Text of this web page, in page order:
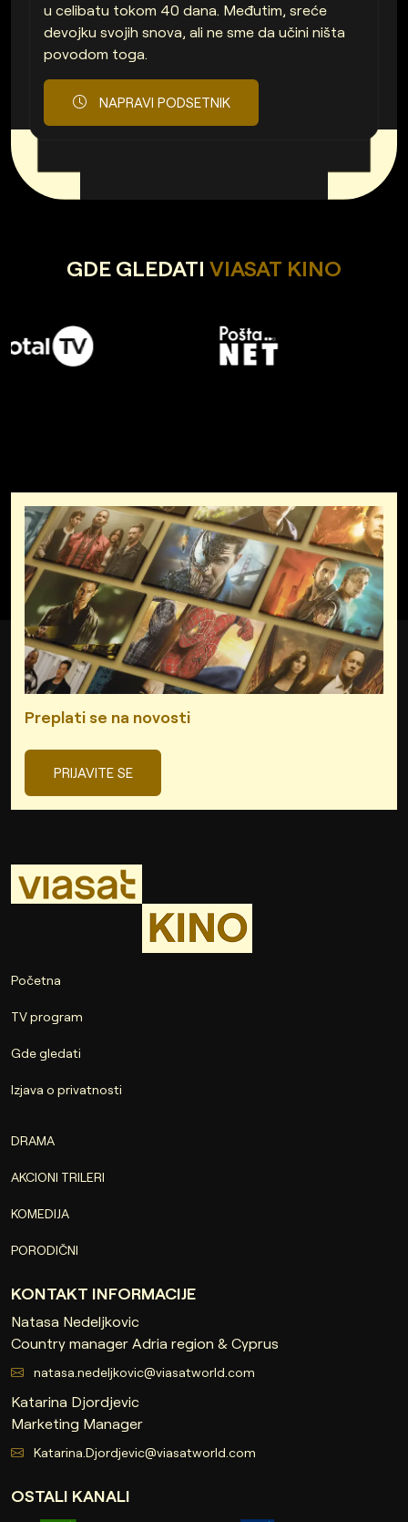
u celibatu tokom 40 dana. Međutim, sreće
devojku svojih snova, ali ne sme da učini ništa
povodom toga.
NAPRAVI PODSETNIK
GDE GLEDATI VIASAT KINO
Preplati se na novosti
PRIJAVITE SE
Početna
TV program
Gde gledati
Izjava o privatnosti
DRAMA
AKCIONI TRILERI
KOMEDIJA
PORODIČNI
KONTAKT INFORMACIJE
Natasa Nedeljkovic
Country manager Adria region & Cyprus
natasa.nedeljkovic@viasatworld.com
Katarina Djordjevic
Marketing Manager
Katarina.Djordjevic@viasatworld.com
OSTALI KANALI